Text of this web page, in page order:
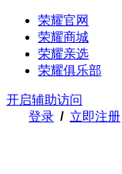
荣耀官网
荣耀商城
荣耀亲选
荣耀俱乐部
开启辅助访问
登录 / 立即注册